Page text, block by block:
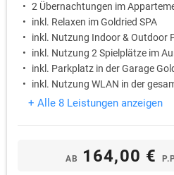
2 Übernachtungen im
inkl. Relaxen im Goldried SPA
inkl. Nutzung Indoor & Outdoor
inkl. Nutzung 2 Spielplätze im
inkl. Parkplatz in der Garage
inkl. Nutzung WLAN in der
+ Alle 8 Leistungen anzeigen
AB 164,00 €